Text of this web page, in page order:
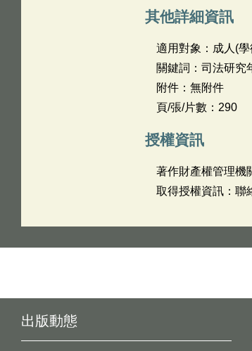
其他詳細資訊
適用對象：成人(學
關鍵詞：司法研究
附件：無附件
頁/張/片數：290
授權資訊
著作財產權管理機
取得授權資訊：聯
出版動態